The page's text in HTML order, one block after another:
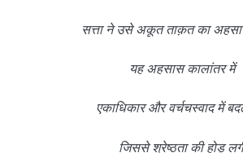
सत्ता ने उसे अकूत ताक़त का
यह अहसास कालांतर में
एकाधिकार और वर्चचस्वाद में
जिससे श्रेष्ठता की होड़